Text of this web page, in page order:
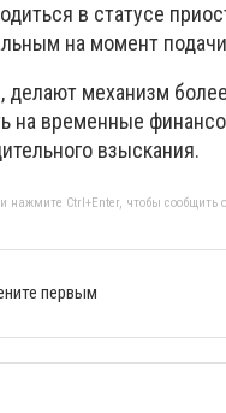
в статусе
на момент
делают механизм
на временные
взыскания.
Ctrl+Enter, чтобы сообщить
первым